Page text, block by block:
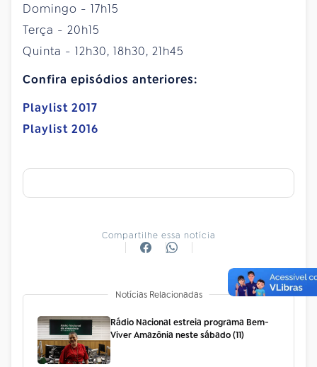
Domingo - 17h15
Terça - 20h15
Quinta - 12h30, 18h30, 21h45
Confira episódios anteriores:
Playlist 2017
Playlist 2016
Compartilhe essa notícia
Notícias Relacionadas
Rádio Nacional estreia programa Bem-
Viver Amazônia neste sábado (11)